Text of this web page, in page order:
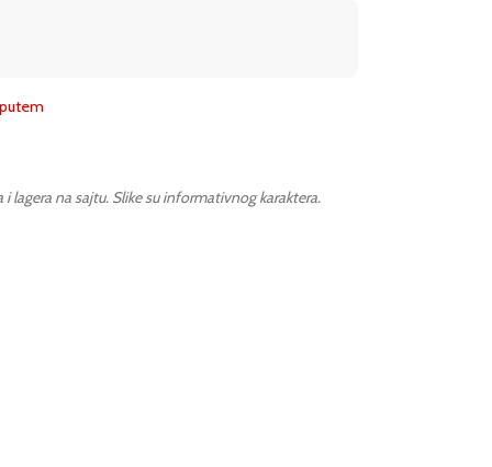
lagera na sajtu. Slike su informativnog karaktera.